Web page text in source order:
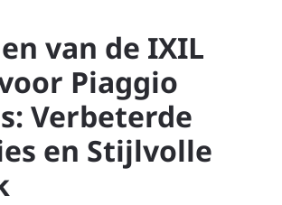
van de IXIL
Piaggio
Verbeterde
en Stijlvolle